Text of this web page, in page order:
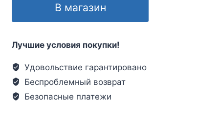
В магазин
Лучшие условия покупки!
Удовольствие гарантировано
Беспроблемный возврат
Безопасные платежи